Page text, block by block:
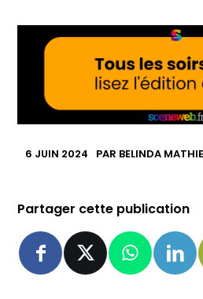
6 JUIN 2024 PAR BELINDA
Partager cette publication